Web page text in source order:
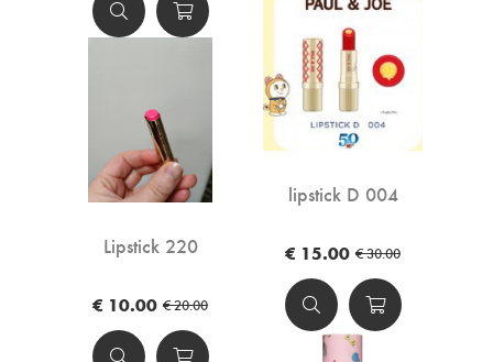
lipstick D 004
€ 15.00 € 30.00
Lipstick 220
€ 10.00 € 20.00